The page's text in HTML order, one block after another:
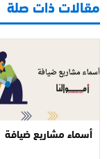
مقالات ذات صلة
أسماء مشاريع ضيافة